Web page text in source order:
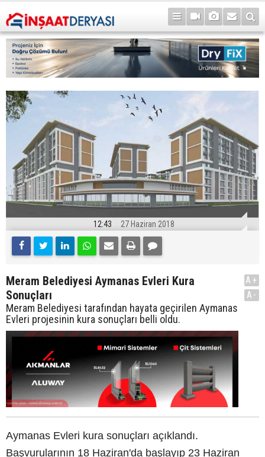
12:43 27 Haziran 2018
Meram Belediyesi Aymanas Evleri Kura
Sonuçları
Meram Belediyesi tarafından hayata geçirilen Aymanas
Evleri projesinin kura sonuçları belli oldu.
A+
A-
Aymanas Evleri kura sonuçları açıklandı.
Başvurularının 18 Haziran'da başlayıp 23 Haziran